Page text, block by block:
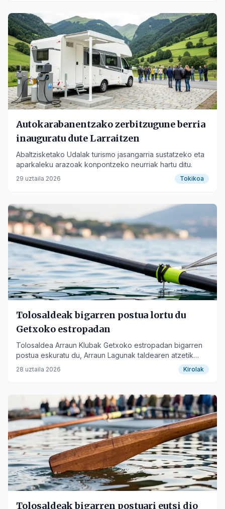
Autokarabanentzako zerbitzugune berria
inauguratu dute Larraitzen
Abaltzisketako Udalak turismo jasangarria sustatzeko eta
aparkaleku arazoak konpontzeko neurriak hartu ditu.
29 uztaila 2026 Tokikoa
Tolosaldeak bigarren postua lortu du
Getxoko estropadan
Tolosaldea Arraun Klubak Getxoko estropadan bigarren
postua eskuratu du, Arraun Lagunak taldearen atzetik
sailkatuz.
28 uztaila 2026 Kirolak
Tolosaldeak bigarren postuari eutsi dio